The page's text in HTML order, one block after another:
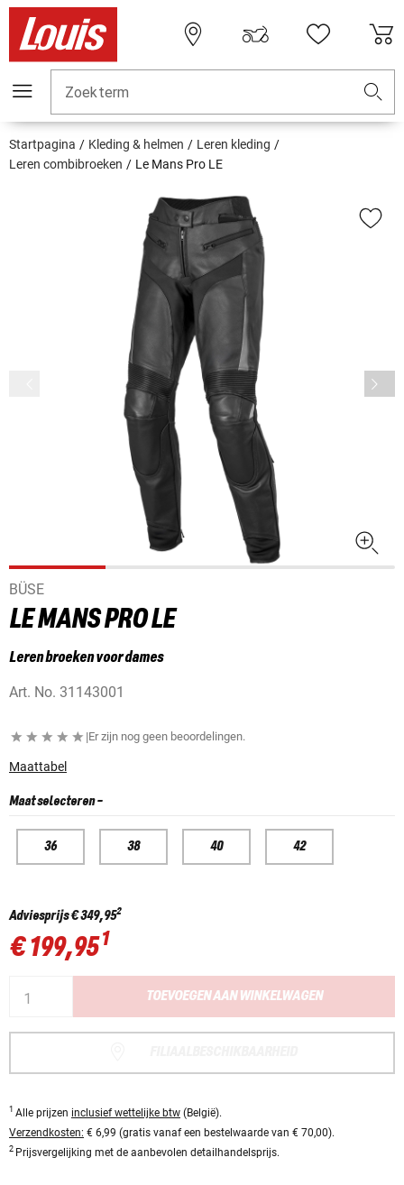
Zoekterm
Startpagina Kleding & helmen
Leren kleding
Leren combibroeken
Le Mans Pro LE
BÜSE
LE MANS PRO LE
Leren broeken voor dames
Art. No. 31143001
|Er zijn nog geen beoordelingen.
Maattabel
Maat selecteren-
36 38 40 42
Adviesprijs€ 349,952
€ 199,951
TOEVOEGEN AAN WINKELWAGEN
1 Alle prijzen inclusief wettelijke btw (België).
Verzendkosten: € 6,99 (gratis vanaf een bestelwaarde van € 70,00).
2 Prijsvergelijking met de aanbevolen detailhandelsprijs.